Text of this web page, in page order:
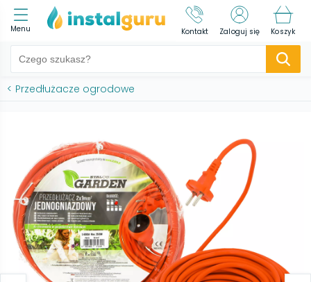
Menu Kontakt Zaloguj się Koszyk
< Przedłużacze ogrodowe